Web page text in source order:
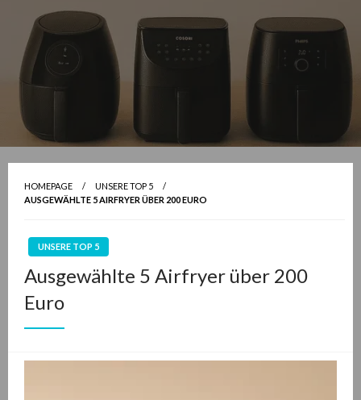
HOMEPAGE
UNSERE TOP 5
AUSGEWÄHLTE 5 AIRFRYER ÜBER 200 EURO
UNSERE TOP 5
Ausgewählte 5 Airfryer über 200
Euro